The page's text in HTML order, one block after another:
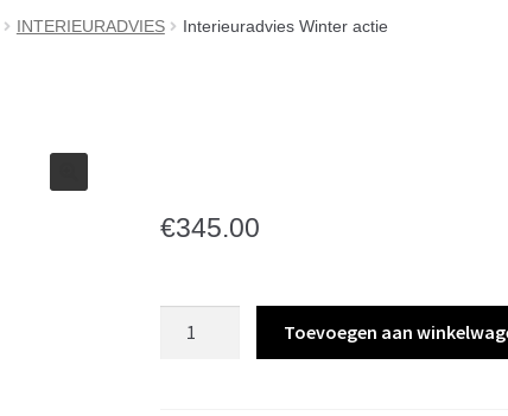
INTERIEURADVIES Interieuradvies Winter actie
€345.00
Toevoegen aan